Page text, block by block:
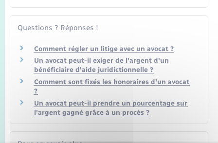
Questions ? Réponses !
Comment régler un litige avec un avocat ?
Un avocat peut-il exiger de l'argent d'un
bénéficiaire d'aide juridictionnelle ?
Comment sont fixés les honoraires d'un avocat
?
Un avocat peut-il prendre un pourcentage sur
l'argent gagné grâce à un procès ?